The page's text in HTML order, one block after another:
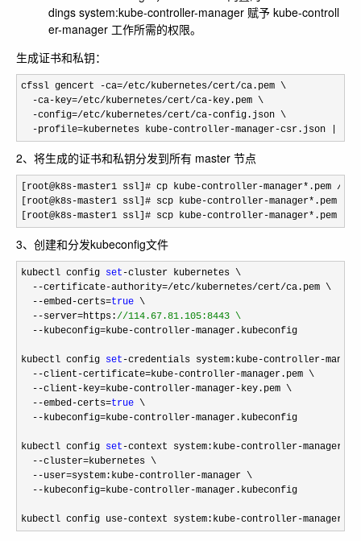
dings system:kube-controller-manager 赋予 kube-controll
er-manager 工作所需的权限。
生成证书和私钥：
cfssl gencert -ca=/etc/kubernetes/cert/ca.pem \
-ca-key=/etc/kubernetes/cert/ca-key.pem \
-config=/etc/kubernetes/cert/ca-config.json \
-profile=kubernetes kube-controller-manager-csr.json |
2、将生成的证书和私钥分发到所有 master 节点
[root@k8s-master1 ssl]# cp kube-controller-manager*.pem /
[root@k8s-master1 ssl]# scp kube-controller-manager*.pem
[root@k8s-master1 ssl]# scp kube-controller-manager*.pem
3、创建和分发kubeconfig文件
kubectl config set -cluster kubernetes \
--certificate-authority=/etc/kubernetes/cert/ca.pem \
--embed-certs=true \
--server=https://114.67.81.105:8443 \
  --kubeconfig=kube-controller-
manager.kubeconfig
kubectl config set -credentials system:kube-controller-
--client-certificate=kube-controller-manager.pem \
--client-key=kube-controller-manager-key.pem \
--embed-certs=true \
--kubeconfig=kube-controller-manager.kubeconfig
kubectl config set -context system:kube-controller-manager \
--cluster=kubernetes \
--user=system:kube-controller-manager \
--kubeconfig=kube-controller-manager.kubeconfig
kubectl config use-context system:kube-controller-manager